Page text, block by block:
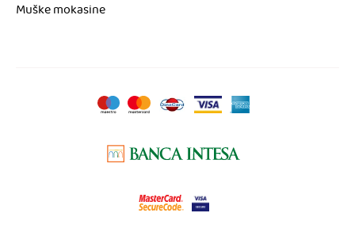
Muške mokasine